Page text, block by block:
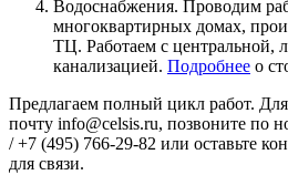
Водоснабжения. Проводим
многоквартирных домах,
ТЦ. Работаем с центральной,
канализацией. Подробнее о
Предлагаем полный цикл работ.
почту info@celsis.ru, позвоните по
/ +7 (495) 766-29-82 или оставьте
для связи.